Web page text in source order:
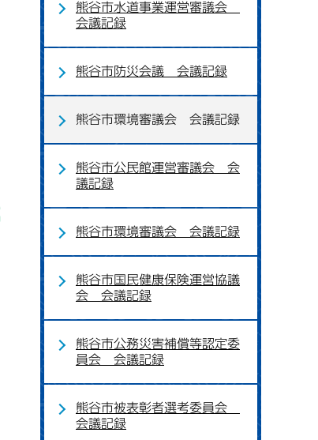
熊谷市水道事業運営審議会
会議記録
熊谷市防災会議 会議記録
熊谷市環境審議会 会議記録
熊谷市公民館運営審議会 会
議記録
熊谷市環境審議会 会議記録
熊谷市国民健康保険運営協議
会 会議記録
熊谷市公務災害補償等認定委
員会 会議記録
熊谷市被表彰者選考委員会
会議記録